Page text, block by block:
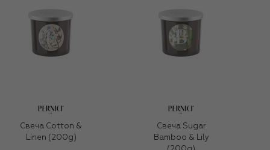
Свеча Cotton &
Linen (200g)
Свеча Sugar
Bamboo & Lily